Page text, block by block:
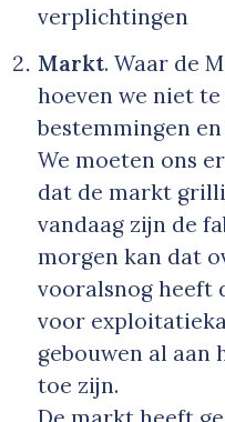
verplichtingen
Markt. Waar de
hoeven we niet
bestemmingen
We moeten ons
dat de markt
vandaag zijn de
morgen kan dat
vooralsnog heeft
voor
gebouwen al aan
toe zijn.